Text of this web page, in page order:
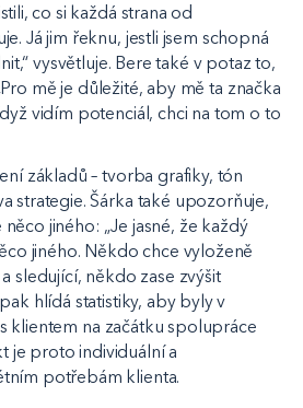
co si každá strana od
Já jim řeknu, jestli jsem schopná
vysvětluje. Bere také v potaz to,
mě je důležité, aby mě ta značka
vidím potenciál, chci na tom o to
základů – tvorba grafiky, tón
strategie. Šárka také upozorňuje,
jiného: „Je jasné, že každý
jiného. Někdo chce vyloženě
sledující, někdo zase zvýšit
hlídá statistiky, aby byly v
klientem na začátku spolupráce
je proto individuální a
potřebám klienta.